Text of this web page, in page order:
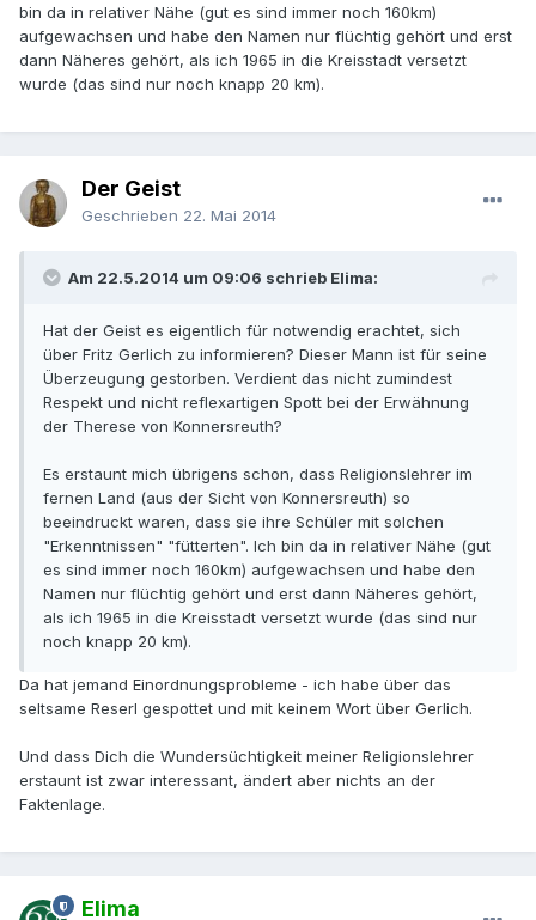
bin da in relativer Nähe (gut es sind immer noch 160km)
aufgewachsen und habe den Namen nur flüchtig gehört und erst
dann Näheres gehört, als ich 1965 in die Kreisstadt versetzt
wurde (das sind nur noch knapp 20 km).
Der Geist
Geschrieben 22. Mai 2014
Am 22.5.2014 um 09:06 schrieb Elima:
Hat der Geist es eigentlich für notwendig erachtet, sich
über Fritz Gerlich zu informieren? Dieser Mann ist für seine
Überzeugung gestorben. Verdient das nicht zumindest
Respekt und nicht reflexartigen Spott bei der Erwähnung
der Therese von Konnersreuth?
Es erstaunt mich übrigens schon, dass Religionslehrer im
fernen Land (aus der Sicht von Konnersreuth) so
beeindruckt waren, dass sie ihre Schüler mit solchen
"Erkenntnissen" "fütterten". Ich bin da in relativer Nähe (gut
es sind immer noch 160km) aufgewachsen und habe den
Namen nur flüchtig gehört und erst dann Näheres gehört,
als ich 1965 in die Kreisstadt versetzt wurde (das sind nur
noch knapp 20 km).
Da hat jemand Einordnungsprobleme - ich habe über das
seltsame Reserl gespottet und mit keinem Wort über Gerlich.
Und dass Dich die Wundersüchtigkeit meiner Religionslehrer
erstaunt ist zwar interessant, ändert aber nichts an der
Faktenlage.
Elima